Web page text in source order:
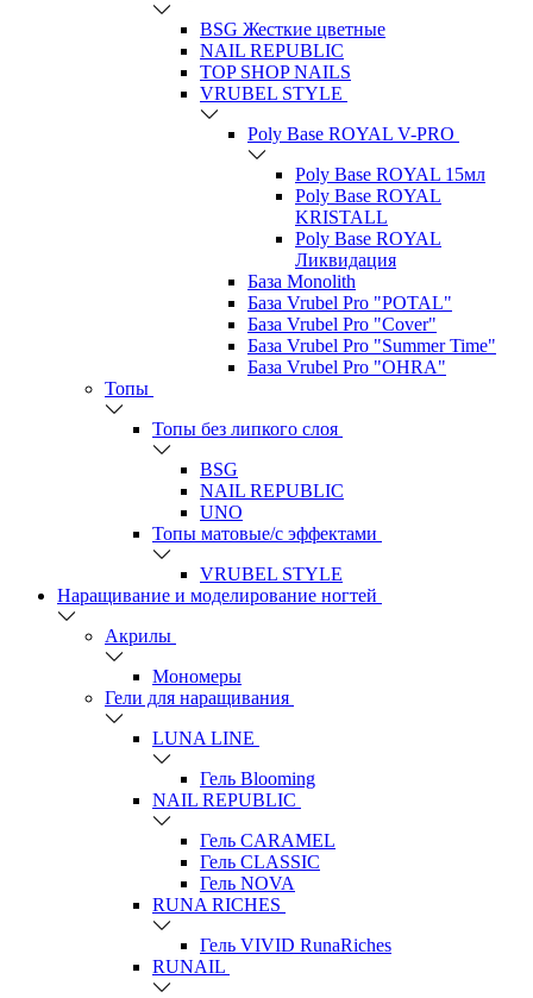
BSG Жесткие цветные
NAIL REPUBLIC
TOP SHOP NAILS
VRUBEL STYLE
Poly Base ROYAL V-PRO
Poly Base ROYAL 15мл
Poly Base ROYAL
KRISTALL
Poly Base ROYAL
Ликвидация
База Monolith
База Vrubel Pro "POTAL"
База Vrubel Pro "Сover"
База Vrubel Pro "Summer Time"
База Vrubel Pro "OHRA"
Топы
Топы без липкого слоя
BSG
NAIL REPUBLIC
UNO
Топы матовые/с эффектами
VRUBEL STYLE
Наращивание и моделирование ногтей
Акрилы
Мономеры
Гели для наращивания
LUNA LINE
Гель Blooming
NAIL REPUBLIC
Гель CARAMEL
Гель CLASSIC
Гель NOVA
RUNA RICHES
Гель VIVID RunaRiches
RUNAIL